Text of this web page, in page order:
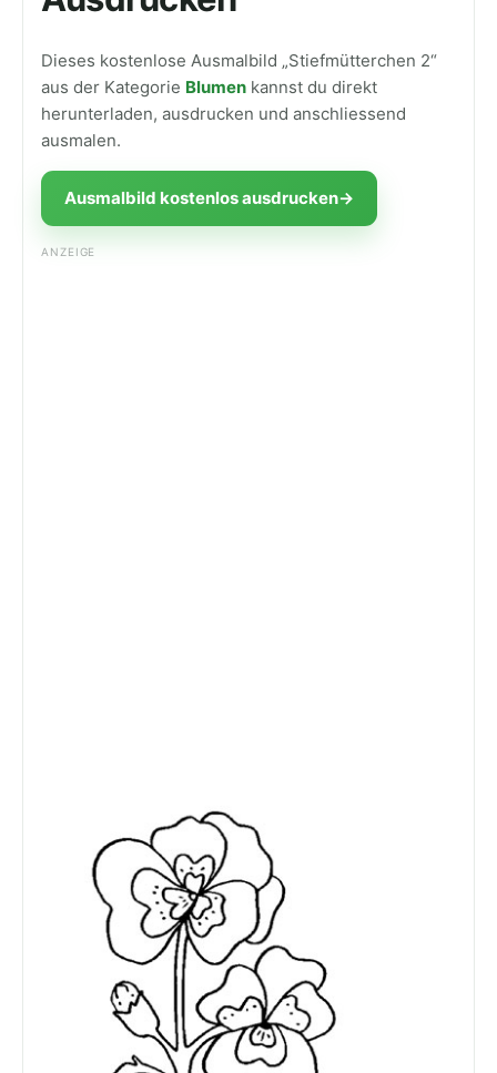
Dieses kostenlose Ausmalbild „Stiefmütterchen 2“
aus der Kategorie Blumen kannst du direkt
herunterladen, ausdrucken und anschliessend
ausmalen.
Ausmalbild kostenlos ausdrucken→
ANZEIGE